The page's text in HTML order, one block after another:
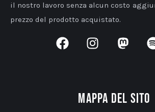
il nostro lavoro senza alcun costo
prezzo del prodotto acquistato.
Mappa del sito